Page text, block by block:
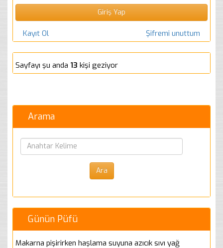
Kayıt Ol Şifremi unuttum
Sayfayı şu anda 13 kişi geziyor
Arama
Günün Püfü
Makarna pişirirken haşlama suyuna azıcık sıvı yağ